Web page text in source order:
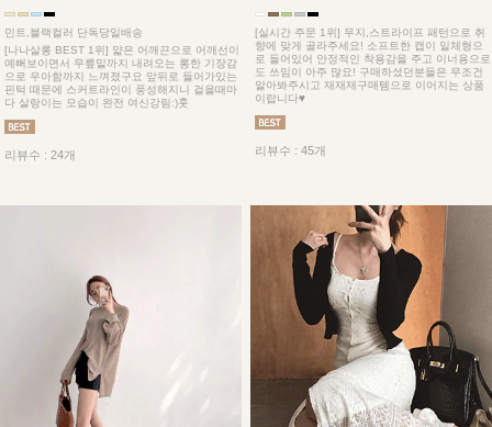
민트,블랙컬러 단독당일배송
[나나살롱 BEST 1위] 얇은 어깨끈으로 어깨선이
예뻐보이면서 무릎밑까지 내려오는 롱한 기장감
으로 우아함까지 느껴졌구요 앞뒤로 들어가있는
핀턱 때문에 스커트라인이 풍성해지니 걸을때마
다 살랑이는 모습이 완전 여신강림:)훗
리뷰수 : 24개
[실시간 주문 1위] 무지,스트라이프 패턴으로 취
향에 맞게 골라주세요! 소프트한 캡이 일체형으
로 들어있어 안정적인 착용감을 주고 이너용으로
도 쓰임이 아주 많요! 구매하셨던분들은 무조건
알아봐주시고 재재재구매템으로 이어지는 상품
이랍니다♥
리뷰수 : 45개